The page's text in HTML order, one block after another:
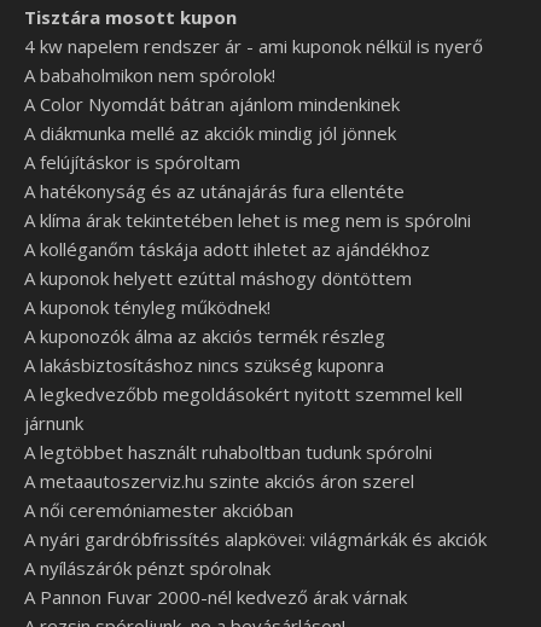
Tisztára mosott kupon
4 kw napelem rendszer ár - ami kuponok nélkül is nyerő
A babaholmikon nem spórolok!
A Color Nyomdát bátran ajánlom mindenkinek
A diákmunka mellé az akciók mindig jól jönnek
A felújításkor is spóroltam
A hatékonyság és az utánajárás fura ellentéte
A klíma árak tekintetében lehet is meg nem is spórolni
A kolléganőm táskája adott ihletet az ajándékhoz
A kuponok helyett ezúttal máshogy döntöttem
A kuponok tényleg működnek!
A kuponozók álma az akciós termék részleg
A lakásbiztosításhoz nincs szükség kuponra
A legkedvezőbb megoldásokért nyitott szemmel kell
járnunk
A legtöbbet használt ruhaboltban tudunk spórolni
A metaautoszerviz.hu szinte akciós áron szerel
A női ceremóniamester akcióban
A nyári gardróbfrissítés alapkövei: világmárkák és akciók
A nyílászárók pénzt spórolnak
A Pannon Fuvar 2000-nél kedvező árak várnak